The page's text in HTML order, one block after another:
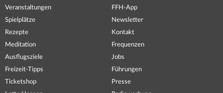
Veranstaltungen
Spielplätze
Rezepte
Meditation
Ausflugsziele
Freizeit-Tipps
Ticketshop
FFH-App
Newsletter
Kontakt
Frequenzen
Jobs
Führungen
Presse